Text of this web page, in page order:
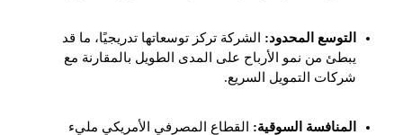
التوسع المحدود:الشركة تركز توسعاتها تدريجيًا، ما قد
يبطئ من نمو الأرباح على المدى الطويل بالمقارنة مع
شركات التمويل السريع.
المنافسة السوقية:القطاع المصرفي الأمريكي مليء